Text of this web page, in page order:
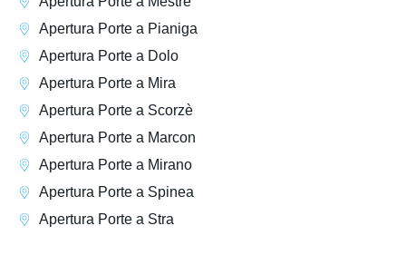
Apertura Porte a Pianiga
Apertura Porte a Dolo
Apertura Porte a Mira
Apertura Porte a Scorzè
Apertura Porte a Marcon
Apertura Porte a Mirano
Apertura Porte a Spinea
Apertura Porte a Stra